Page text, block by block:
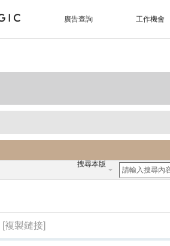
廣告查詢 工作機會
搜尋本版
[複製鏈接]